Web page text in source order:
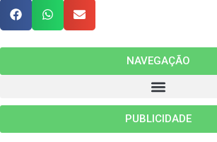
NAVEGAÇÃO
PUBLICIDADE